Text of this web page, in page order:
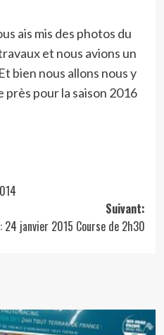
ais mis des photos du
et nous avions un
bien nous allons nous y
pour la saison 2016
Suivant:
24 janvier 2015 Course de 2h30